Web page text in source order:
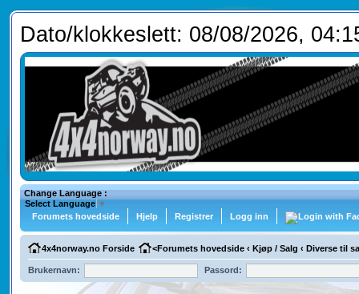
Dato/klokkeslett: 08/08/2026,
Change Language :
Select Language ▼
Forumets hovedside
Hjelp Registrer Logg inn
4x4norway.no Forside <Forumets hovedside ‹ Kjøp / Salg ‹ Diverse til
Brukernavn: Passord: